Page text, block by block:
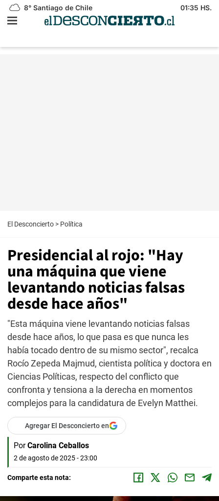
8° Santiago de Chile 01:35 HS.
El Desconcierto > Política
Presidencial al rojo: "Hay
una máquina que viene
levantando noticias falsas
desde hace años"
"Esta máquina viene levantando noticias falsas
desde hace años, lo que pasa es que nunca les
había tocado dentro de su mismo sector", recalca
Rocío Zepeda Majmud, cientista política y doctora en
Ciencias Políticas, respecto del conflicto que
confronta y tensiona a la derecha en momentos
complejos para la candidatura de Evelyn Matthei.
Agregar El Desconcierto en
Por Carolina Ceballos
2 de agosto de 2025 - 23:00
Comparte esta nota: